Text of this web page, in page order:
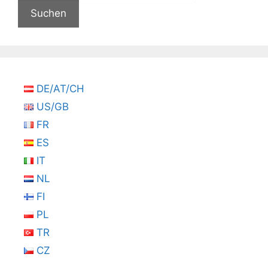
DE/AT/CH
US/GB
FR
ES
IT
NL
FI
PL
TR
CZ